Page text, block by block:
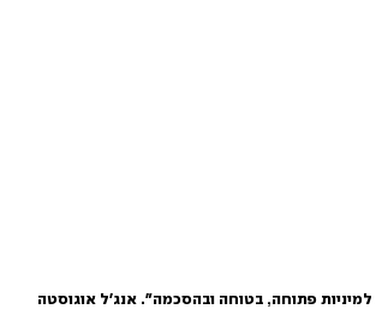
פתוחה, בטוחה ובהסכמה". אנג'ל אוגוסטה